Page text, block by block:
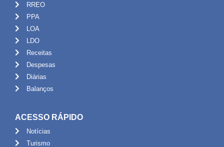
RREO
PPA
LOA
LDO
Receitas
Despesas
Diárias
Balanços
ACESSO RÁPIDO
Notícias
Turismo